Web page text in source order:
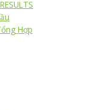
Hợp